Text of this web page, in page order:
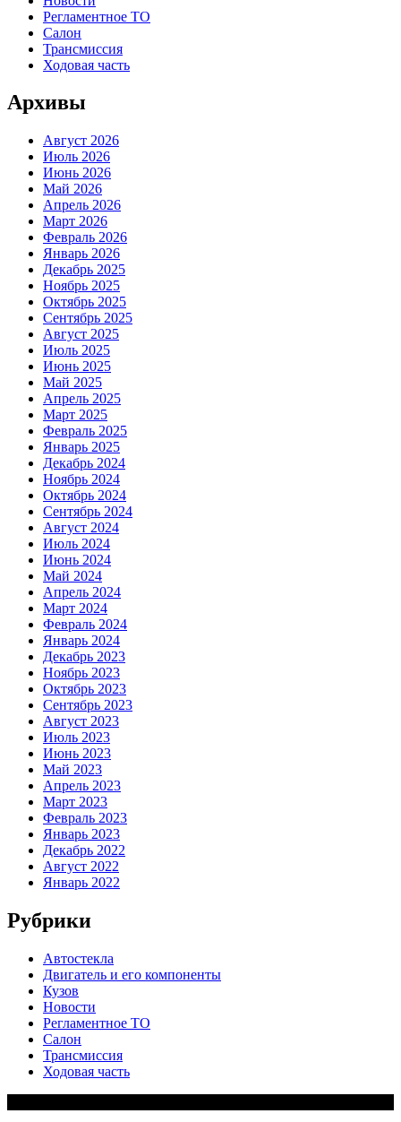
Регламентное ТО
Салон
Трансмиссия
Ходовая часть
Архивы
Август 2026
Июль 2026
Июнь 2026
Май 2026
Апрель 2026
Март 2026
Февраль 2026
Январь 2026
Декабрь 2025
Ноябрь 2025
Октябрь 2025
Сентябрь 2025
Август 2025
Июль 2025
Июнь 2025
Май 2025
Апрель 2025
Март 2025
Февраль 2025
Январь 2025
Декабрь 2024
Ноябрь 2024
Октябрь 2024
Сентябрь 2024
Август 2024
Июль 2024
Июнь 2024
Май 2024
Апрель 2024
Март 2024
Февраль 2024
Январь 2024
Декабрь 2023
Ноябрь 2023
Октябрь 2023
Сентябрь 2023
Август 2023
Июль 2023
Июнь 2023
Май 2023
Апрель 2023
Март 2023
Февраль 2023
Январь 2023
Декабрь 2022
Август 2022
Январь 2022
Рубрики
Автостекла
Двигатель и его компоненты
Кузов
Новости
Регламентное ТО
Салон
Трансмиссия
Ходовая часть